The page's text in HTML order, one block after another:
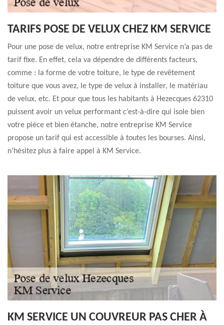
TARIFS POSE DE VELUX CHEZ KM SERVICE
Pour une pose de velux, notre entreprise KM Service n’a pas de
tarif fixe. En effet, cela va dépendre de différents facteurs,
comme : la forme de votre toiture, le type de revêtement
toiture que vous avez, le type de velux à installer, le matériau
de velux, etc. Et pour que tous les habitants à Hezecques 62310
puissent avoir un velux performant c’est-à-dire qui isole bien
votre pièce et bien étanche, notre entreprise KM Service
propose un tarif qui est accessible à toutes les bourses. Ainsi,
n’hésitez plus à faire appel à KM Service.
KM SERVICE UN COUVREUR PAS CHER À